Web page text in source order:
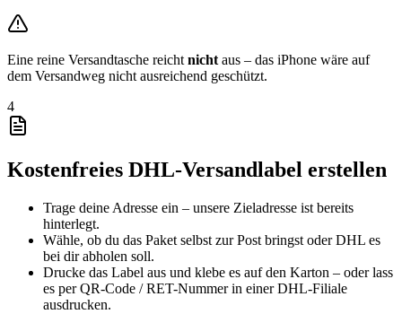
Eine reine Versandtasche reicht nicht aus – das iPhone wäre auf
dem Versandweg nicht ausreichend geschützt.
4
Kostenfreies DHL-Versandlabel erstellen
Trage deine Adresse ein – unsere Zieladresse ist bereits
hinterlegt.
Wähle, ob du das Paket selbst zur Post bringst oder DHL es
bei dir abholen soll.
Drucke das Label aus und klebe es auf den Karton – oder lass
es per QR-Code / RET-Nummer in einer DHL-Filiale
ausdrucken.